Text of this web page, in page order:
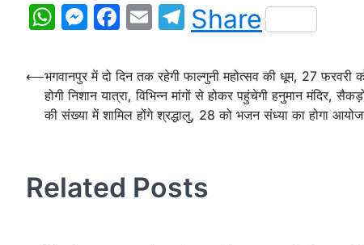
WhatsApp
Messenger
Facebook
EmailTelegram
Share
Post
navigation
⟵भगवानपुर में दो दिन तक रहेगी फाल्गुनी महोत्सव की धूम, 27 फरवरी
होगी निशान यात्रा, विभिन्न मांगों से होकर पहुंचेगी हनुमान मंदिर,
की संख्या में शामिल होंगे श्रद्धालु, 28 को भजन संध्या का होगा
Related Posts